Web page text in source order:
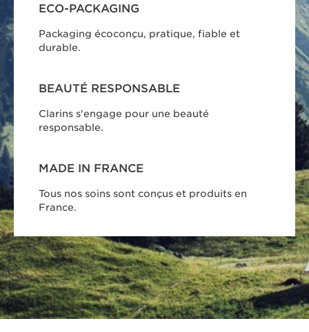
ECO-PACKAGING
Packaging écoconçu, pratique, fiable et
durable.
BEAUTÉ RESPONSABLE
Clarins s'engage pour une beauté
responsable.
MADE IN FRANCE
Tous nos soins sont conçus et produits en
France.